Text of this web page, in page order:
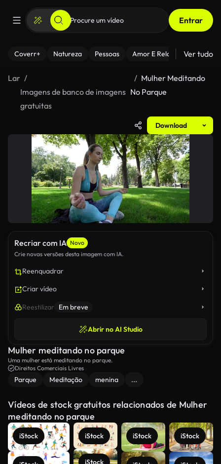
Entrar
Coverr+ Natureza Pessoas Amor E Relacionamentos
Ver tudo
Lar
Imagens de banco de imagens
gratuitas
Mulher Meditando
No Parque
Download
Recriar com IA Novo
Crie novas versões desta imagem com IA.
Reenquadrar
Criar vídeo
Reestilizar Em breve
Abrir no AI Studio
Mulher meditando no parque
Uma mulher está meditando no parque.
Direitos Comerciais Livres
Parque Meditação menina ...
Vídeos de stock gratuitos relacionados de Mulher
meditando no parque
iStock iStock
iStock
iStock iStock